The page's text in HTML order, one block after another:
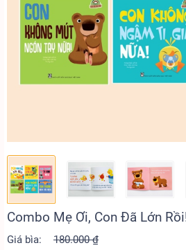
Combo Mẹ Ơi, Con Đã Lớn
Giá bìa:
180.000 ₫